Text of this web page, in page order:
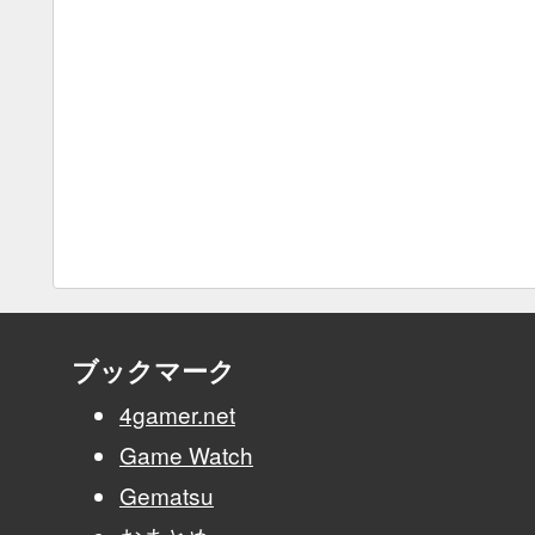
ブックマーク
4gamer.net
Game Watch
Gematsu